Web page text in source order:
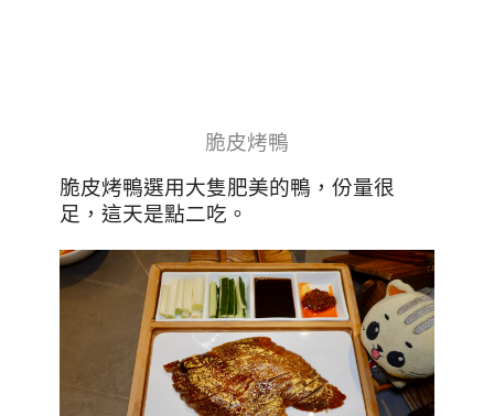
脆皮烤鴨
脆皮烤鴨選用大隻肥美的鴨，份量很
足，這天是點二吃。